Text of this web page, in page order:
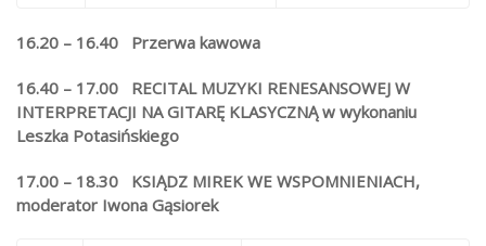
16.20 – 16.40 Przerwa kawowa
16.40 – 17.00 RECITAL MUZYKI RENESANSOWEJ W
INTERPRETACJI NA GITARĘ KLASYCZNĄ w wykonaniu
Leszka Potasińskiego
17.00 – 18.30 KSIĄDZ MIREK WE WSPOMNIENIACH,
moderator Iwona Gąsiorek